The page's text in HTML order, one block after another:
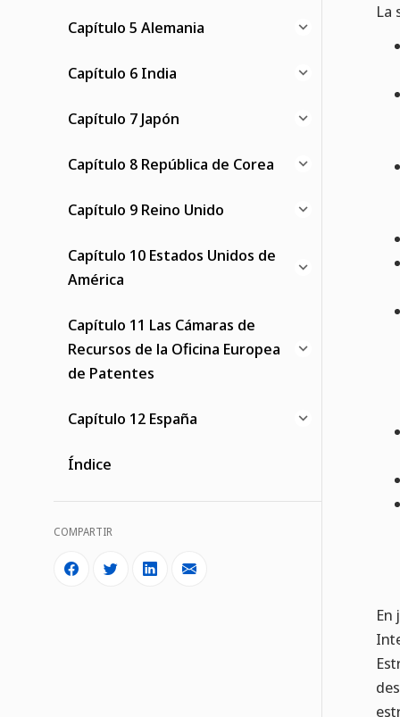
Capítulo 5 Alemania
Capítulo 6 India
Capítulo 7 Japón
Capítulo 8 República de Corea
Capítulo 9 Reino Unido
Capítulo 10 Estados Unidos de
América
Capítulo 11 Las Cámaras de
Recursos de la Oficina Europea
de Patentes
Capítulo 12 España
Índice
COMPARTIR
La
En